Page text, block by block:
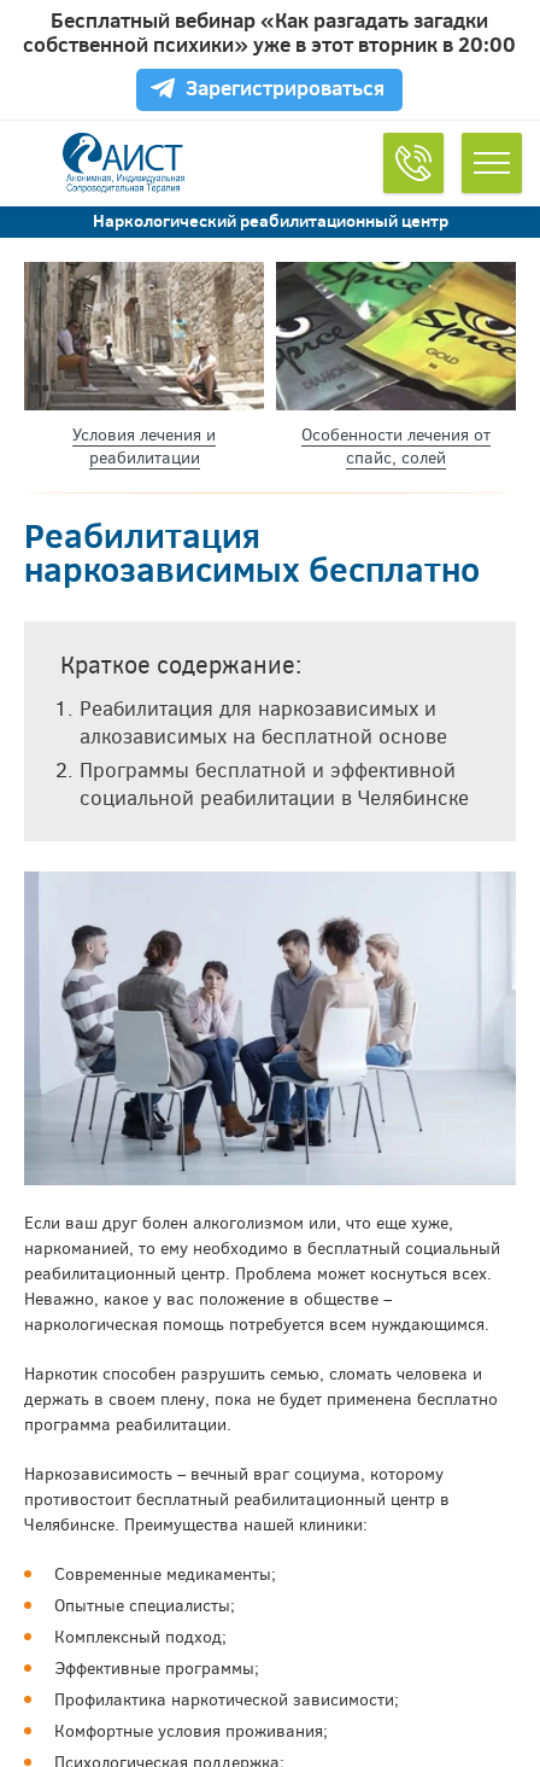
Бесплатный вебинар «Как разгадать загадки
собственной психики» уже в этот вторник в 20:00
Зарегистрироваться
Наркологический реабилитационный центр
Условия лечения и
реабилитации
Особенности лечения от
спайс, солей
Реабилитация
наркозависимых бесплатно
Краткое содержание:
Реабилитация для наркозависимых и
алкозависимых на бесплатной основе
Программы бесплатной и эффективной
социальной реабилитации в Челябинске
Если ваш друг болен алкоголизмом или, что еще хуже,
наркоманией, то ему необходимо в бесплатный социальный
реабилитационный центр. Проблема может коснуться всех.
Неважно, какое у вас положение в обществе –
наркологическая помощь потребуется всем нуждающимся.
Наркотик способен разрушить семью, сломать человека и
держать в своем плену, пока не будет применена бесплатно
программа реабилитации.
Наркозависимость – вечный враг социума, которому
противостоит бесплатный реабилитационный центр в
Челябинске. Преимущества нашей клиники:
Современные медикаменты;
Опытные специалисты;
Комплексный подход;
Эффективные программы;
Профилактика наркотической зависимости;
Комфортные условия проживания;
Психологическая поддержка;
Обратный звонок
Удобное время для звонка